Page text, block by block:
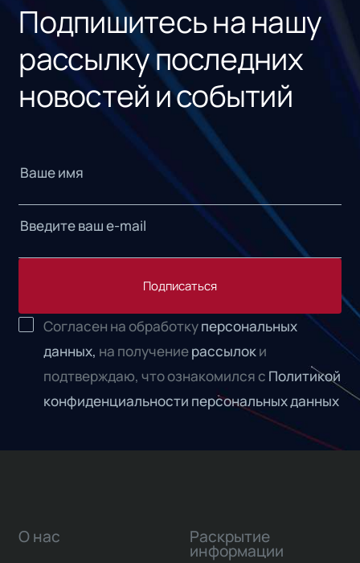
Подпишитесь на нашу
рассылку последних
новостей и событий
Подписаться
Согласен на обработкуперсональных
данных, на получениерассылоки
подтверждаю, что ознакомился с Политикой
конфиденциальности персональных данных
О нас Раскрытие
информации